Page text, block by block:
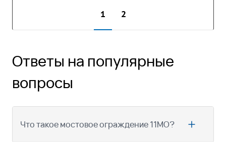
1 2
Ответы на популярные
вопросы
Что такое мостовое ограждение 11МО?